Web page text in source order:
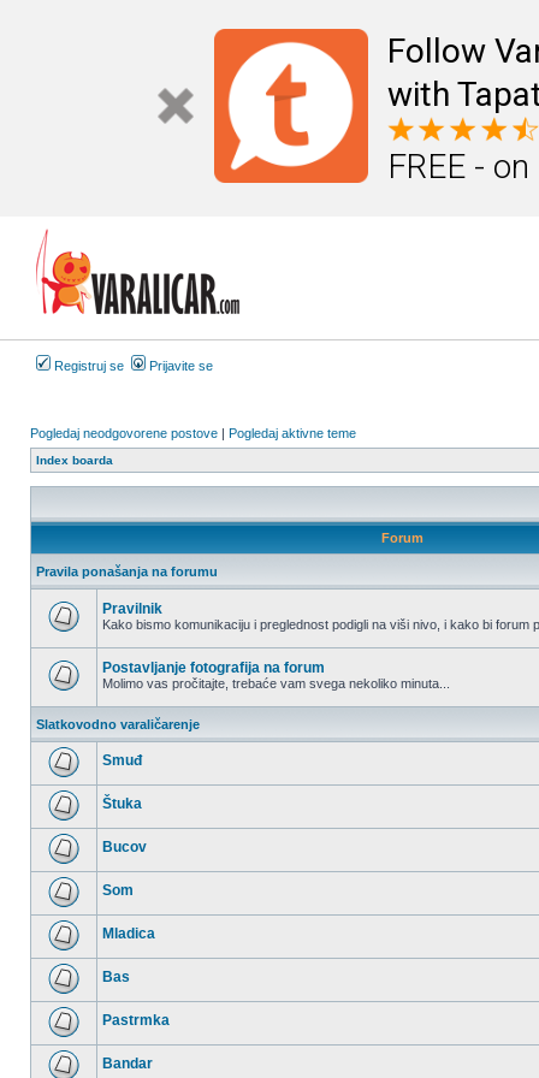
Follow
with
FREE -
Registruj se Prijavite se
Pogledaj neodgovorene postove | Pogledaj aktivne teme
Index boarda
Forum
Pravila ponašanja na forumu
nepročitanih
postova
Pravilnik
Kako bismo komunikaciju i preglednost podigli na viši nivo, i kako bi forum
nepročitanih
postova
Postavljanje fotografija na forum
Molimo vas pročitajte, trebaće vam svega nekoliko minuta...
Slatkovodno varaličarenje
Nema
nepročitanih
postova
Smuđ
Nema
nepročitanih
postova
Štuka
Nema
nepročitanih
postova
Bucov
Nema
nepročitanih
postova
Som
Nema
nepročitanih
postova
Mladica
Nema
nepročitanih
postova
Bas
Nema
nepročitanih
postova
Pastrmka
Bandar